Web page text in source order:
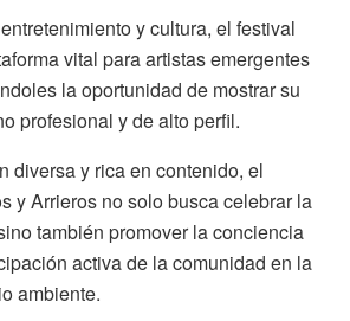
y cultura, el festival
vital para artistas emergentes
la oportunidad de mostrar su
profesional y de alto perfil.
diversa y rica en contenido, el
y Arrieros no solo busca celebrar la
también promover la conciencia
activa de la comunidad en la
ambiente.